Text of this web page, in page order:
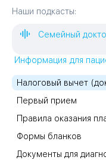
Наши подкасты:
Семейный
Информация для
Налоговый вычет
Первый прием
Правила оказания
Формы бланков
Документы для